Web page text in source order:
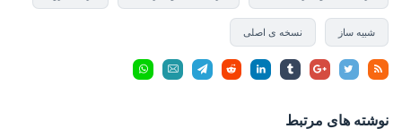
شبیه ساز نسخه ی اصلی
نوشته های مرتبط